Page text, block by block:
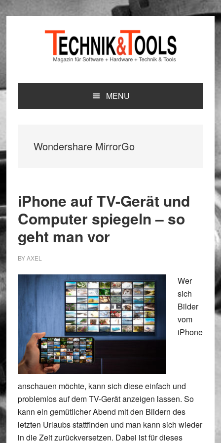
Zur
Hauptnavigation
springen
Zum
Inhalt
springen
Zur
Seitenspalte
springen
MENU
Wondershare MirrorGo
iPhone auf TV-Gerät und
Computer spiegeln – so
geht man vor
BYAXEL
Wer
sich
Bilder
vom
iPhone
anschauen möchte, kann sich diese einfach und
problemlos auf dem TV-Gerät anzeigen lassen. So
kann ein gemütlicher Abend mit den Bildern des
letzten Urlaubs stattfinden und man kann sich wieder
in die Zeit zurückversetzen. Dabei ist für dieses